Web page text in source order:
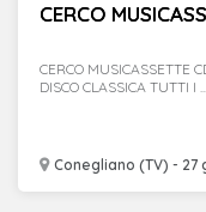
CERCO
Conegliano (TV) - 27
CERCO MUSICASSETTE
DISCO CLASSICA TUTTI I ...